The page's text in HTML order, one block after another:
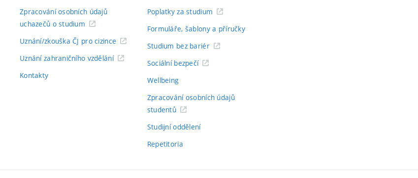
Zpracování osobních údajů
uchazečů o studium
Uznání/zkouška ČJ pro cizince
Uznání zahraničního vzdělání
Kontakty
Poplatky za studium
Formuláře, šablony a příručky
Studium bez bariér
Sociální bezpečí
Wellbeing
Zpracování osobních údajů
studentů
Studijní oddělení
Repetitoria